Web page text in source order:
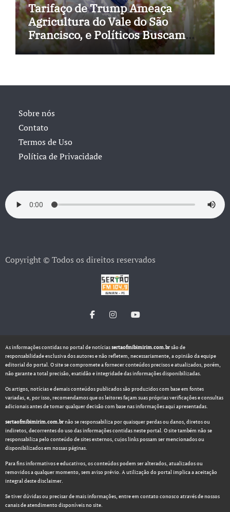
Tarifaço de Trump Ameaça
Agricultura do Vale do São
Francisco, e Políticos Buscam
Soluções
Sobre nós
Contato
Termos de Uso
Política de Privacidade
Copyright © Todos os direitos reservados
As informações contidas no portal de notíciassertaofmibimirim.com.brsão de
responsabilidade exclusiva dos autores e não refletem, necessariamente, a opinião da equipe
editorial do portal. O site se compromete a fornecer conteúdos precisos e atualizados, porém,
não garante a total precisão, exatidão e integridade das informações disponibilizadas.
Os artigos, notícias e demais conteúdos publicados são produzidos com base em fontes
variadas, e, por isso, recomendamos que os leitores façam suas próprias verificações e consultas
adicionais antes de tomar qualquer decisão com base nas informações aqui apresentadas.
sertaofmibimirim.com.brnão se responsabiliza por quaisquer perdas ou danos, diretos ou
indiretos, decorrentes do uso das informações contidas neste portal. O site também não se
responsabiliza pelo conteúdo de sites externos, cujos links possam ser mencionados ou
disponibilizados em nossas páginas.
Para fins informativos e educativos, os conteúdos podem ser alterados, atualizados ou
removidos a qualquer momento, sem aviso prévio. A utilização do portal implica a aceitação
integral deste disclaimer.
Se tiver dúvidas ou precisar de mais informações, entre em contato conosco através de nossos
canais de atendimento disponíveis no site.